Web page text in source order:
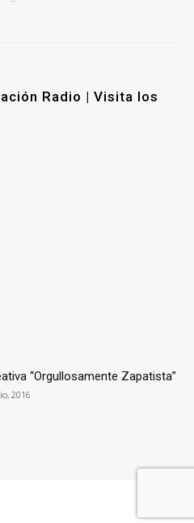
Radio | Visita los
“Orgullosamente Zapatista”
2016